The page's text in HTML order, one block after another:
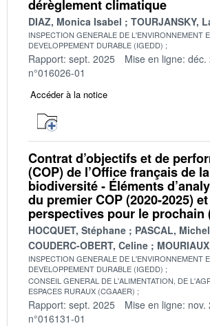
dérèglement climatique
DIAZ, Monica Isabel TOURJANSKY,
INSPECTION GENERALE DE L'ENVIRONNEMENT
DEVELOPPEMENT DURABLE (IGEDD)
Rapport: sept. 2025 Mise en ligne: déc.
n°016026-01
Accéder à la notice
Contrat d’objectifs et de
(COP) de l’Office français de la
biodiversité - Éléments
du premier COP (2020-2025) et
perspectives pour le prochain
HOCQUET, Stéphane
PASCAL, Michel
COUDERC-OBERT, Celine
INSPECTION GENERALE DE L'ENVIRONNEMENT
DEVELOPPEMENT DURABLE (IGEDD)
CONSEIL GENERAL DE L'ALIMENTATION, DE
ESPACES RURAUX (CGAAER)
Rapport: sept. 2025 Mise en ligne: nov.
n°016131-01